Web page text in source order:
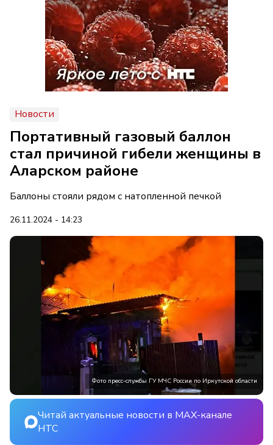
Новости
Портативный газовый баллон
стал причиной гибели женщины в
Аларском районе
Баллоны стояли рядом с натопленной печкой
26.11.2024 - 14:23
Фото пресс-службы ГУ МЧС России по Иркутской области
Читай актуальные новости в MAX-канале
НТС